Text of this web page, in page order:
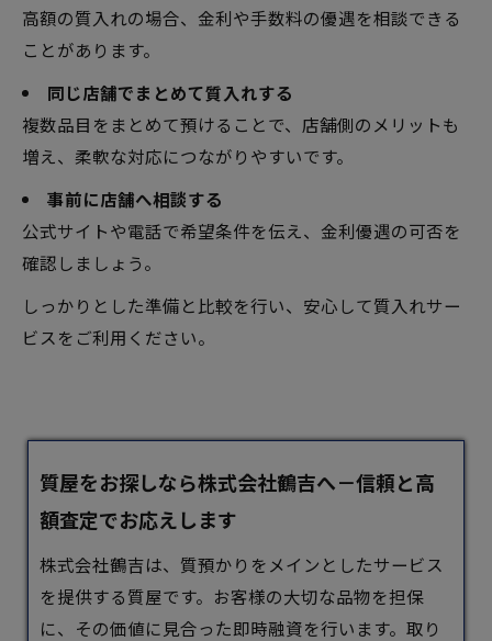
高額の質入れの場合、金利や手数料の優遇を相談できる
ことがあります。
同じ店舗でまとめて質入れする
複数品目をまとめて預けることで、店舗側のメリットも
増え、柔軟な対応につながりやすいです。
事前に店舗へ相談する
公式サイトや電話で希望条件を伝え、金利優遇の可否を
確認しましょう。
しっかりとした準備と比較を行い、安心して質入れサー
ビスをご利用ください。
質屋をお探しなら株式会社鶴吉へ​－信頼と高
額査定でお応えします
​株式会社鶴吉は、質預かりをメインとしたサービス
を提供する質屋です。​お客様の大切な品物を担保
に、その価値に見合った即時融資を行います。​取り